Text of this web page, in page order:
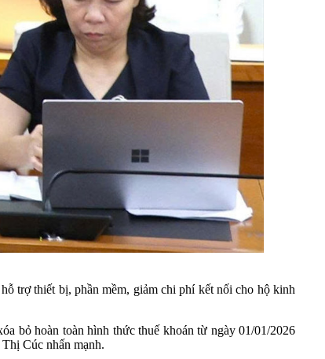
trợ thiết bị, phần mềm, giảm chi phí kết nối cho hộ kinh
bỏ hoàn toàn hình thức thuế khoán từ ngày 01/01/2026
Cúc nhấn mạnh.